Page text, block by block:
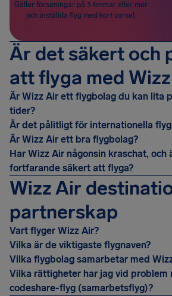
Gäller förseningar på 3 timmar eller mer
och inställda flyg med kort varsel.
Är det säkert och
att flyga med
Är Wizz Air ett flygbolag du kan lita
tider?
Är det pålitligt för internationella
Är Wizz Air ett bra flygbolag?
Har Wizz Air någonsin kraschat, och
fortfarande säkert att flyga?
Wizz Air
partnerskap
Vart flyger Wizz Air?
Vilka är de viktigaste flygnaven?
Vilka flygbolag samarbetar med
Vilka rättigheter har jag vid problem
codeshare-flyg (samarbetsflyg)?